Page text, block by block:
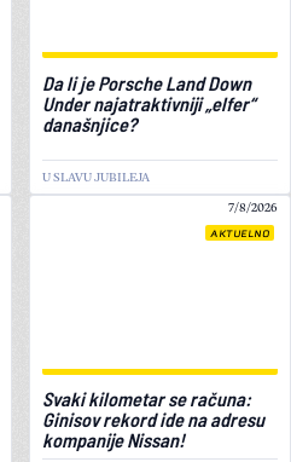
Da li je Porsche Land Down
Under najatraktivniji „elfer“
današnjice?
U SLAVU JUBILEJA
AKTUELNO
7/8/2026
Svaki kilometar se računa:
Ginisov rekord ide na adresu
kompanije Nissan!